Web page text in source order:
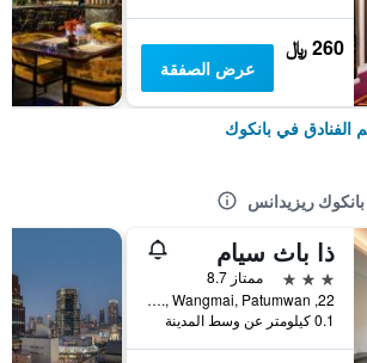
260 ﷼
عرض الصفقة
الفنادق في بانكوك
ريزيدانس
ذا باث سيام
3 نجوم
ممتاز 8.7
22, Soi Kasemsan 1, Rama 1 Rd., Wangmai, Patumwan, بانكوك, تايلاند
0.1 كيلومتر عن وسط المدينة